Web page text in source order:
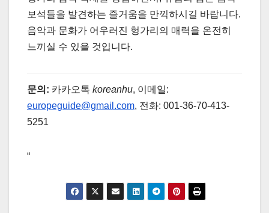
보석들을 발견하는 즐거움을 만끽하시길 바랍니다.
음악과 문화가 어우러진 헝가리의 매력을 온전히
느끼실 수 있을 것입니다.
문의: 카카오톡 koreanhu, 이메일:
europeguide@gmail.com, 전화: 001-36-70-413-
5251
“